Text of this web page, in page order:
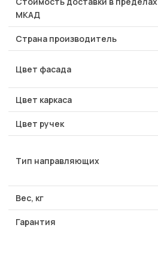
МКАД
Страна производитель
Цвет фасада
Цвет каркаса
Цвет ручек
Тип направляющих
Вес, кг
Гарантия